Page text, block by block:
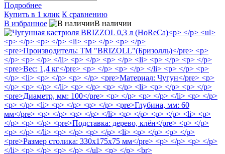
Подробнее
Купить в 1 клик К сравнению
В избранное
В наличии